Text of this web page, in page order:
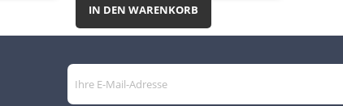
IN DEN WARENKORB